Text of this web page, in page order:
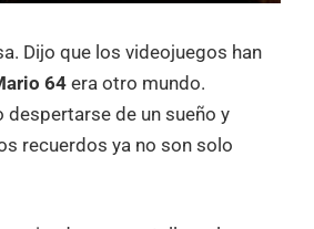
Dijo que los videojuegos han
64 era otro mundo.
despertarse de un sueño y
recuerdos ya no son solo